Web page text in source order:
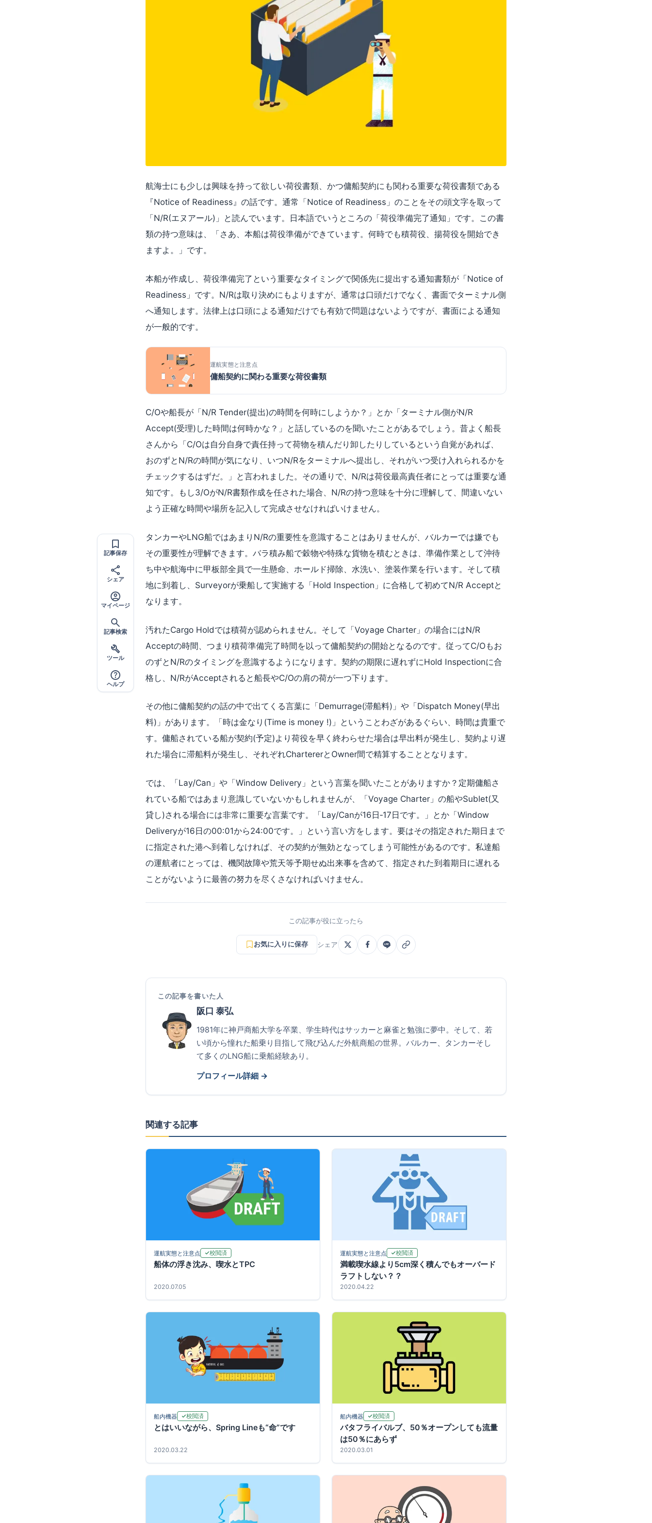
記事保存
シェア
マイページ
記事検索
ツール
ヘルプ
航海士にも少しは興味を持って欲しい荷役書類、かつ傭船契約にも関わる重要な荷役書類である
『Notice of Readiness』の話です。通常「Notice of Readiness」のことをその頭文字を取って
「N/R(エヌアール)」と読んでいます。日本語でいうところの「荷役準備完了通知」です。この書
類の持つ意味は、「さあ、本船は荷役準備ができています。何時でも積荷役、揚荷役を開始でき
ますよ。」です。
本船が作成し、荷役準備完了という重要なタイミングで関係先に提出する通知書類が「Notice of
Readiness」です。N/Rは取り決めにもよりますが、通常は口頭だけでなく、書面でターミナル側
へ通知します。法律上は口頭による通知だけでも有効で問題はないようですが、書面による通知
が一般的です。
運航実態と注意点
傭船契約に関わる重要な荷役書類
C/Oや船長が「N/R Tender(提出)の時間を何時にしようか？」とか「ターミナル側がN/R
Accept(受理)した時間は何時かな？」と話しているのを聞いたことがあるでしょう。昔よく船長
さんから「C/Oは自分自身で責任持って荷物を積んだり卸したりしているという自覚があれば、
おのずとN/Rの時間が気になり、いつN/Rをターミナルへ提出し、それがいつ受け入れられるかを
チェックするはずだ。」と言われました。その通りで、N/Rは荷役最高責任者にとっては重要な通
知です。もし3/OがN/R書類作成を任された場合、N/Rの持つ意味を十分に理解して、間違いない
よう正確な時間や場所を記入して完成させなければいけません。
タンカーやLNG船ではあまりN/Rの重要性を意識することはありませんが、バルカーでは嫌でも
その重要性が理解できます。バラ積み船で穀物や特殊な貨物を積むときは、準備作業として沖待
ち中や航海中に甲板部全員で一生懸命、ホールド掃除、水洗い、塗装作業を行います。そして積
地に到着し、Surveyorが乗船して実施する「Hold Inspection」に合格して初めてN/R Acceptと
なります。
汚れたCargo Holdでは積荷が認められません。そして「Voyage Charter」の場合にはN/R
Acceptの時間、つまり積荷準備完了時間を以って傭船契約の開始となるのです。従ってC/Oもお
のずとN/Rのタイミングを意識するようになります。契約の期限に遅れずにHold Inspectionに合
格し、N/RがAcceptされると船長やC/Oの肩の荷が一つ下ります。
その他に傭船契約の話の中で出てくる言葉に「Demurrage(滞船料)」や「Dispatch Money(早出
料)」があります。「時は金なり(Time is money !)」ということわざがあるぐらい、時間は貴重で
す。傭船されている船が契約(予定)より荷役を早く終わらせた場合は早出料が発生し、契約より遅
れた場合に滞船料が発生し、それぞれChartererとOwner間で精算することとなります。
では、「Lay/Can」や「Window Delivery」という言葉を聞いたことがありますか？定期傭船さ
れている船ではあまり意識していないかもしれませんが、「Voyage Charter」の船やSublet(又
貸し)される場合には非常に重要な言葉です。「Lay/Canが16日‐17日です。」とか「Window
Deliveryが16日の00:01から24:00です。」という言い方をします。要はその指定された期日まで
に指定された港へ到着しなければ、その契約が無効となってしまう可能性があるのです。私達船
の運航者にとっては、機関故障や荒天等予期せぬ出来事を含めて、指定された到着期日に遅れる
ことがないように最善の努力を尽くさなければいけません。
この記事が役に立ったら
お気に入りに保存 シェア
この記事を書いた人
阪口 泰弘
1981年に神戸商船大学を卒業、学生時代はサッカーと麻雀と勉強に夢中。そして、若
い頃から憧れた船乗り目指して飛び込んだ外航商船の世界。バルカー、タンカーそし
て多くのLNG船に乗船経験あり。
プロフィール詳細 →
関連する記事
運航実態と注意点 校閲済
船体の浮き沈み、喫水とTPC
2020.07.05
運航実態と注意点 校閲済
満載喫水線より5cm深く積んでもオーバード
ラフトしない？？
2020.04.22
船内機器 校閲済
とはいいながら、Spring Lineも“命”です
2020.03.22
船内機器 校閲済
バタフライバルブ、50％オープンしても流量
は50％にあらず
2020.03.01